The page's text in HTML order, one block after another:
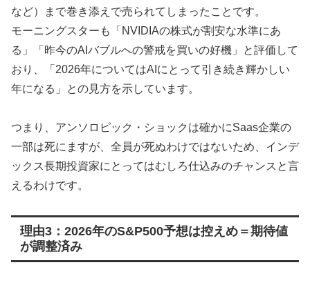
など）まで巻き添えで売られてしまったことです。
モーニングスターも「NVIDIAの株式が割安な水準にあ
る」「昨今のAIバブルへの警戒を買いの好機」と評価して
おり、「2026年についてはAIにとって引き続き輝かしい
年になる」との見方を示しています。
つまり、アンソロピック・ショックは確かにSaas企業の
一部は死にますが、全員が死ぬわけではないため、インデ
ックス長期投資家にとってはむしろ仕込みのチャンスと言
えるわけです。
理由3：2026年のS&P500予想は控えめ＝期待値
が調整済み